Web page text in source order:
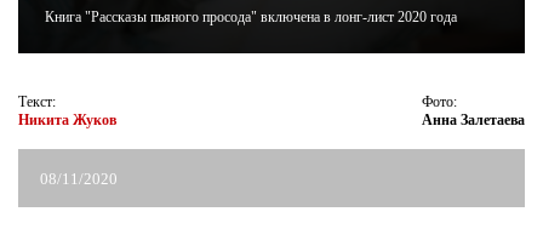
Книга "Рассказы пьяного просода" включена в лонг-лист 2020 года
Текст:
Никита Жуков
Фото:
Анна Залетаева
08/11/2020